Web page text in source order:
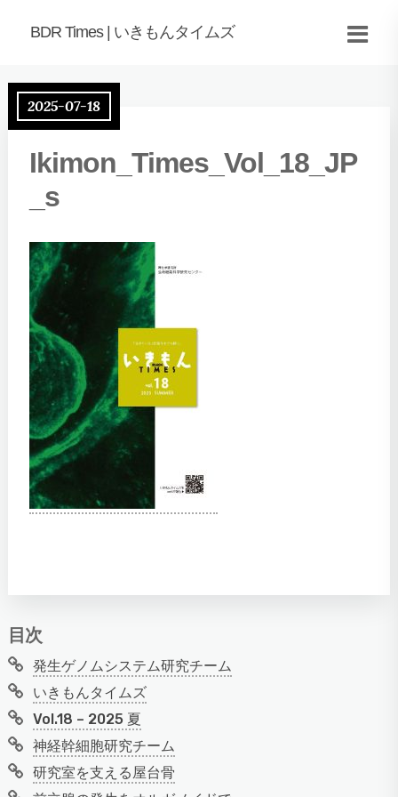
BDR Times | いきもんタイムズ
2025-07-18
Ikimon_Times_Vol_18_JP
_s
目次
発生ゲノムシステム研究チーム
いきもんタイムズ
Vol.18 – 2025 夏
神経幹細胞研究チーム
研究室を支える屋台骨